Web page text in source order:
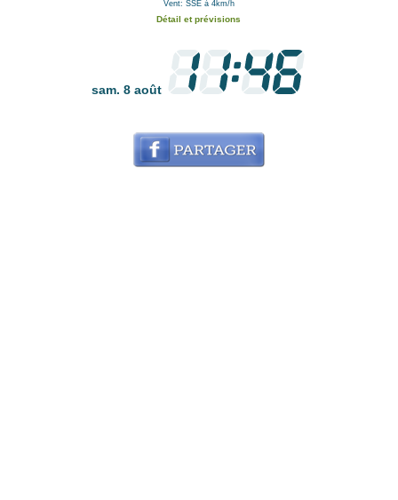
Vent: SSE à 4km/h
Détail et prévisions
sam. 8 août